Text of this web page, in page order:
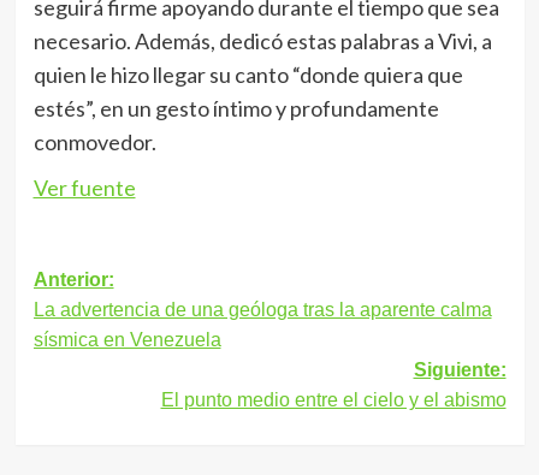
seguirá firme apoyando durante el tiempo que sea
necesario. Además, dedicó estas palabras a Vivi, a
quien le hizo llegar su canto “donde quiera que
estés”, en un gesto íntimo y profundamente
conmovedor.
Ver fuente
Navegación
de
Anterior:
La advertencia de una geóloga tras la aparente calma
sísmica en Venezuela
Siguiente:
El punto medio entre el cielo y el abismo